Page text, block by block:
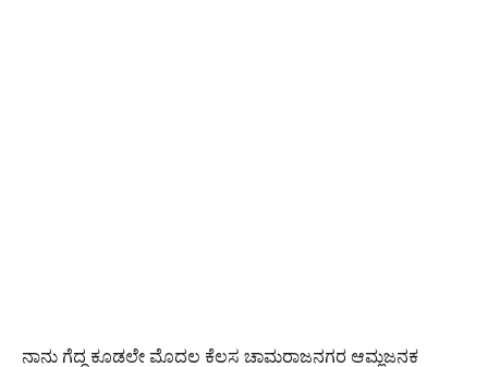
ನಾನು ಗೆದ್ದ ಕೂಡಲೇ ಮೊದಲ ಕೆಲಸ ಚಾಮರಾಜನಗರ ಆಮ್ಲಜನಕ